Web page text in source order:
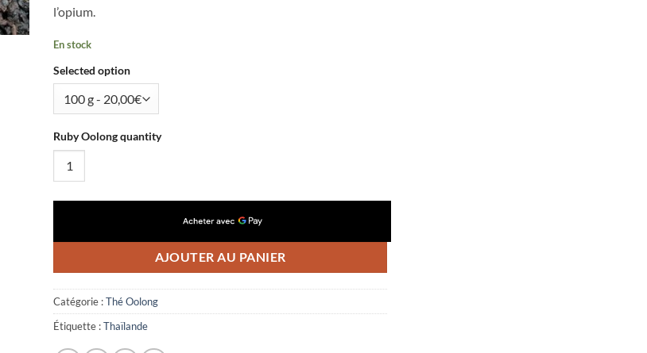
l’opium.
En stock
Selected option
Ruby Oolong quantity
AJOUTER AU PANIER
Catégorie :Thé Oolong
Étiquette :Thaïlande